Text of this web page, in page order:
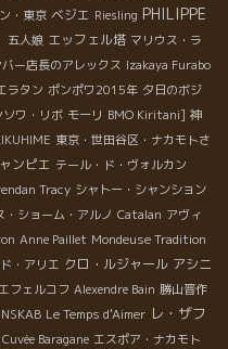
・東京 ベジエ Riesling PHILIPPE
五人娘 エッフェル塔 マリウス・ラ
ー店長のアレックス Izakaya Furabo
ラタン ポンポワ2015年 夕日のボジ
ソワ・リボ モーリ BMO Kiritani] 神
東京・世田谷区・ナカモトさ
ンピエ テール・ド・ヴォルカン
Tracy シャトー・シャンション
・ショーム・アルノ Catalan アヴィ
Anne Paillet Mondeuse Tradition
・アリエ クロ・ルジャール アシニ
フェルコフ Alexendre Bain 勝山晋作
Le Temps d'Aimer レ・ザフ
Cuvée Baragane エスポア・ナカモト